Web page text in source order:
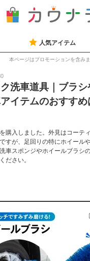
人気アイテム
本ページはプロモーションを含み
洗車道具｜ブラ
イテムのおすすめ
購入しました。外見はコーテ
すが、足回りの特にホイール
車スポンジやホイールブラシ
ださい。